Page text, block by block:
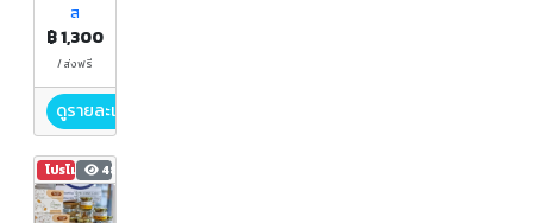
ส
฿ 1,300
/ ส่งฟรี
ดูรายละเอียด
โปรโมชัน486